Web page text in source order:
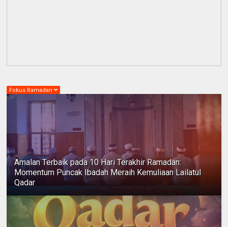
Fokus Ramadan
Amalan Terbaik pada 10 Hari Terakhir Ramadan:
Momentum Puncak Ibadah Meraih Kemuliaan Lailatul
Qadar